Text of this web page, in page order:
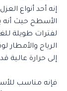
إنه أحد أنواع
الأسطح حيث أنه
لفترات طويلة
الرياح
إلى حرارة
فإنه مناسب